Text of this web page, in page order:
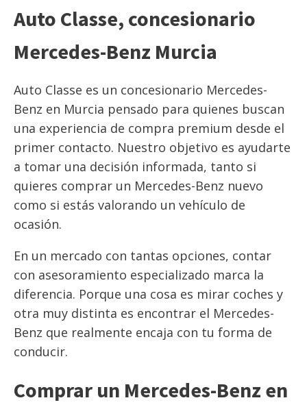
Auto Classe, concesionario
Mercedes-Benz Murcia
Auto Classe es un concesionario Mercedes-
Benz en Murcia pensado para quienes buscan
una experiencia de compra premium desde el
primer contacto. Nuestro objetivo es ayudarte
a tomar una decisión informada, tanto si
quieres comprar un Mercedes-Benz nuevo
como si estás valorando un vehículo de
ocasión.
En un mercado con tantas opciones, contar
con asesoramiento especializado marca la
diferencia. Porque una cosa es mirar coches y
otra muy distinta es encontrar el Mercedes-
Benz que realmente encaja con tu forma de
conducir.
Comprar un Mercedes-Benz en